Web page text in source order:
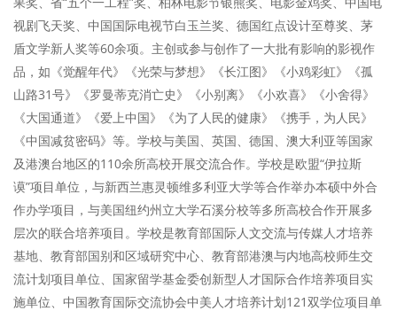
视剧飞天奖、中国国际电视节白玉兰奖、德国红点设计至尊奖、茅
盾文学新人奖等60余项。主创或参与创作了一大批有影响的影视作
品，如《觉醒年代》《光荣与梦想》《长江图》《小鸡彩虹》《孤
山路31号》《罗曼蒂克消亡史》《小别离》《小欢喜》《小舍得》
《大国通道》《爱上中国》《为了人民的健康》《携手，为人民》
《中国减贫密码》等。学校与美国、英国、德国、澳大利亚等国家
及港澳台地区的110余所高校开展交流合作。学校是欧盟“伊拉斯
谟”项目单位，与新西兰惠灵顿维多利亚大学等合作举办本硕中外合
作办学项目，与美国纽约州立大学石溪分校等多所高校合作开展多
层次的联合培养项目。学校是教育部国际人文交流与传媒人才培养
基地、教育部国别和区域研究中心、教育部港澳与内地高校师生交
流计划项目单位、国家留学基金委创新型人才国际合作培养项目实
施单位、中国教育国际交流协会中美人才培养计划121双学位项目单